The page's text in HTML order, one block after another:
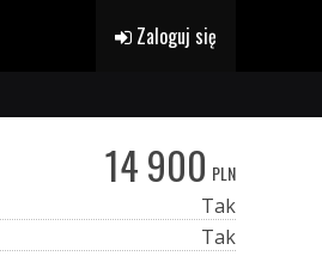
Zaloguj się
14 900 PLN
Tak
Tak